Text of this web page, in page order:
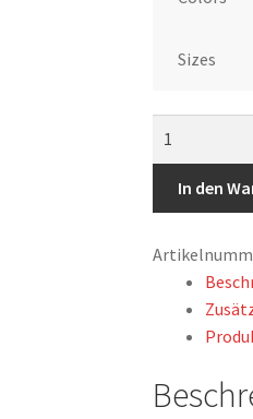
Sizes
Smart
Fourtwo
A451,
Weiße
Schrift
Menge
In den